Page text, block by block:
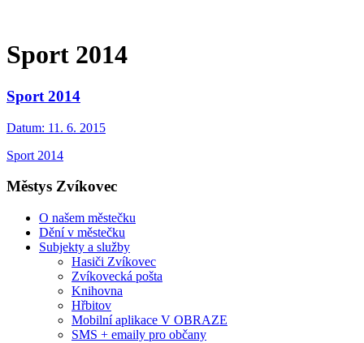
Sport 2014
Sport 2014
Datum: 11. 6. 2015
Sport 2014
Městys Zvíkovec
O našem městečku
Dění v městečku
Subjekty a služby
Hasiči Zvíkovec
Zvíkovecká pošta
Knihovna
Hřbitov
Mobilní aplikace V OBRAZE
SMS + emaily pro občany